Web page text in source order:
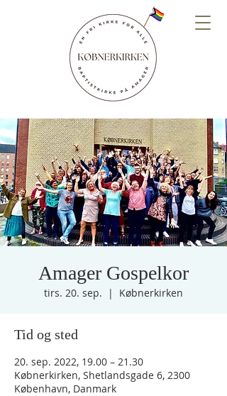
Amager Gospelkor
tirs. 20. sep.
  |
Købnerkirken
Tid og sted
20. sep. 2022, 19.00 – 21.30
Købnerkirken, Shetlandsgade 6, 2300
København, Danmark